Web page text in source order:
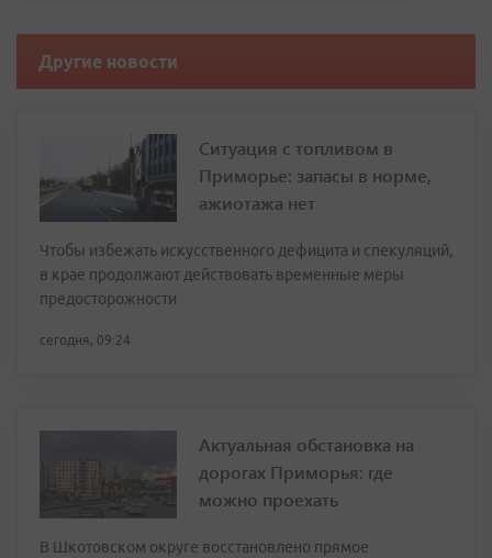
Другие новости
Ситуация с топливом в
Приморье: запасы в норме,
ажиотажа нет
Чтобы избежать искусственного дефицита и спекуляций,
в крае продолжают действовать временные меры
предосторожности
сегодня, 09:24
Актуальная обстановка на
дорогах Приморья: где
можно проехать
В Шкотовском округе восстановлено прямое